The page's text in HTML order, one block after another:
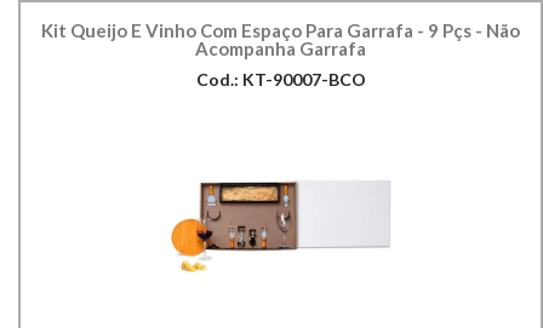
Kit Queijo E Vinho Com Espaço Para Garrafa - 9 Pçs - Não
Acompanha Garrafa
Cod.: KT-90007-BCO